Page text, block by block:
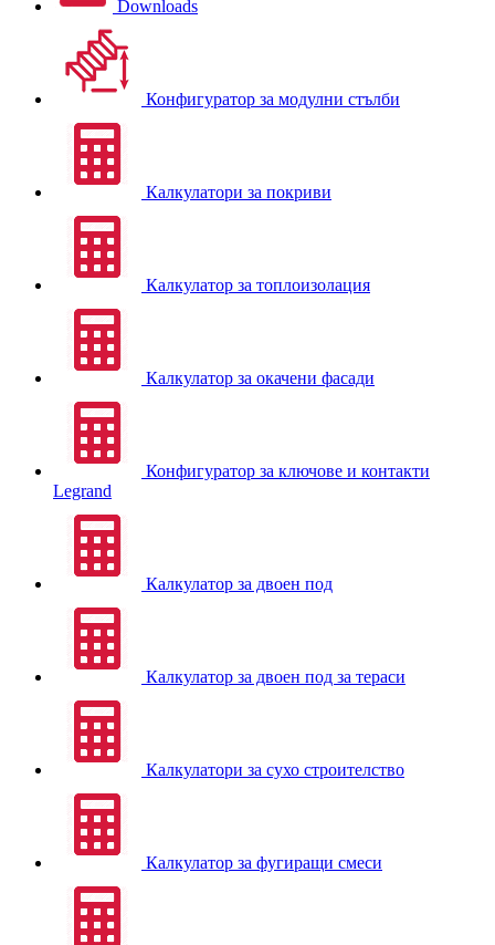
Downloads
Конфигуратор за модулни стълби
Калкулатори за покриви
Калкулатор за топлоизолация
Калкулатор за окачени фасади
Конфигуратор за ключове и контакти
Legrand
Калкулатор за двоен под
Калкулатор за двоен под за тераси
Калкулатори за сухо строителство
Калкулатор за фугиращи смеси